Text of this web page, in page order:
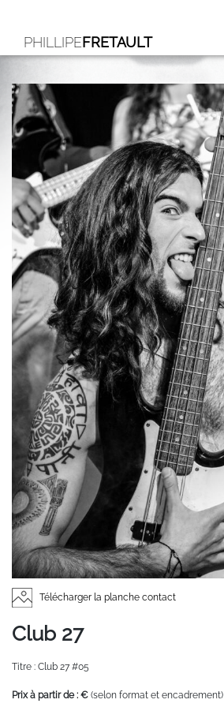
PHILLIPEFRETAULT
Télécharger la planche contact
Club 27
Titre : Club 27 #05
Prix à partir de : € (selon format et encadrement)